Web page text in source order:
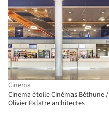
Cinema
Cinema ètoile Cinémas Béthune /
Olivier Palatre architectes